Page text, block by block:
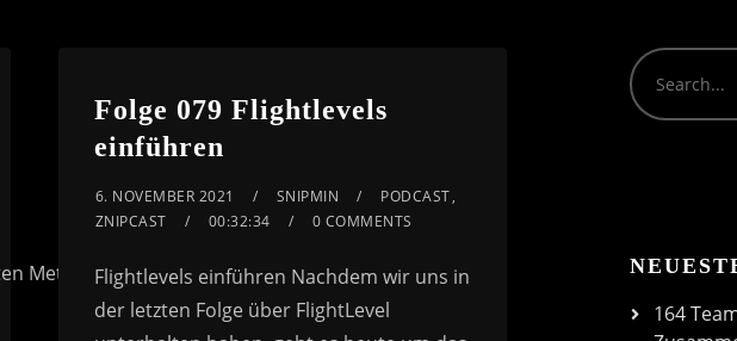
Folge 079 Flightlevels
einführen
6. NOVEMBER 2021 SNIPMIN PODCAST,
ZNIPCAST
00:32:34 0 COMMENTS
Flightlevels einführen Nachdem wir uns in
der letzten Folge über FlightLevel
164